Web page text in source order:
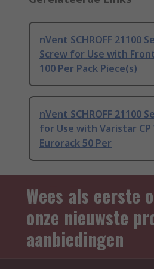
nVent SCHROFF 21100
Screw for Use with
100 Per Pack Piece(s)
nVent SCHROFF 21100
for Use with Varistar
Eurorack 50 Per
Wees als eerste
onze nieuwste
aanbiedingen